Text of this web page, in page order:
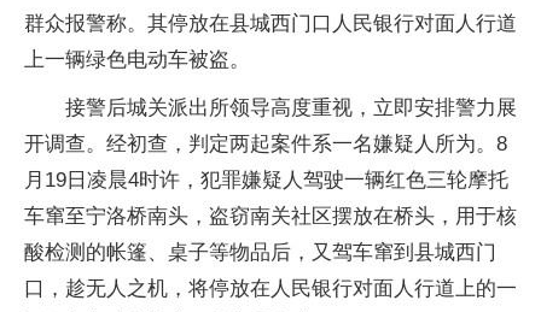
群众报警称。其停放在县城西门口人民银行对面人行道
上一辆绿色电动车被盗。
接警后城关派出所领导高度重视，立即安排警力展
开调查。经初查，判定两起案件系一名嫌疑人所为。8
月19日凌晨4时许，犯罪嫌疑人驾驶一辆红色三轮摩托
车窜至宁洛桥南头，盗窃南关社区摆放在桥头，用于核
酸检测的帐篷、桌子等物品后，又驾车窜到县城西门
口，趁无人之机，将停放在人民银行对面人行道上的一